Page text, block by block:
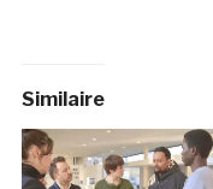
Similaire